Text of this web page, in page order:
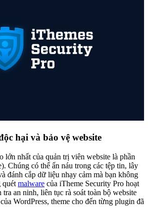
hại và bảo vệ website
lớn nhất của quản trị viên website là phần
Chúng có thể ẩn náu trong các tệp tin, lây
đánh cắp dữ liệu nhạy cảm mà bạn không
quét malware của iTheme Security Pro hoạt
an ninh, liên tục rà soát toàn bộ website
WordPress, theme cho đến từng plugin đã